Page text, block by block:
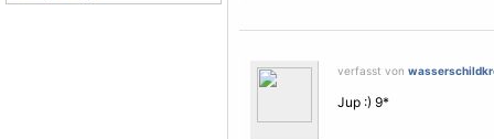
verfasst von
Jup :) 9*